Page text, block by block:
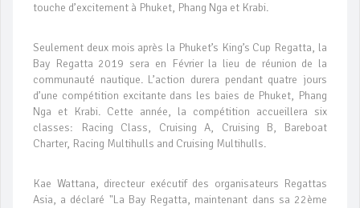
touche d’excitement à Phuket, Phang Nga et Krabi.
Seulement deux mois après la Phuket’s King’s Cup Regatta, la
Bay Regatta 2019 sera en Février la lieu de réunion de la
communauté nautique. L’action durera pendant quatre jours
d’une compétition excitante dans les baies de Phuket, Phang
Nga et Krabi. Cette année, la compétition accueillera six
classes: Racing Class, Cruising A, Cruising B, Bareboat
Charter, Racing Multihulls and Cruising Multihulls.
Kae Wattana, directeur exécutif des organisateurs Regattas
Asia, a déclaré "La Bay Regatta, maintenant dans sa 22ème